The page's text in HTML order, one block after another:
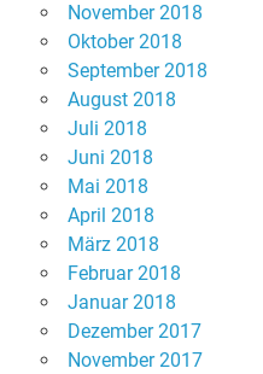
November 2018
Oktober 2018
September 2018
August 2018
Juli 2018
Juni 2018
Mai 2018
April 2018
März 2018
Februar 2018
Januar 2018
Dezember 2017
November 2017